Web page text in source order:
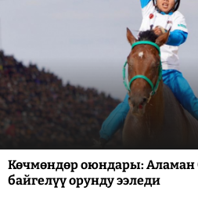
Көчмөндөр оюндары: Аламан
байгелүү орунду ээледи